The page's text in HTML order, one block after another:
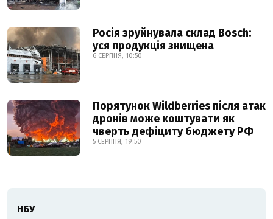
Росія зруйнувала склад Bosch:
уся продукція знищена
6 СЕРПНЯ, 10:50
Порятунок Wildberries після атак
дронів може коштувати як
чверть дефіциту бюджету РФ
5 СЕРПНЯ, 19:50
НБУ